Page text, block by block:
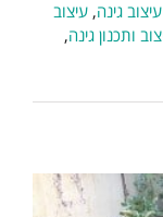
עיצוב גינה, עיצוב
ותכנון גינה,